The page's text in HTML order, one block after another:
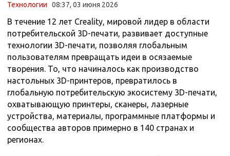
Технологии 08:37, 03 июня 2026
В течение 12 лет Creality, мировой лидер в области
потребительской 3D-печати, развивает доступные
технологии 3D-печати, позволяя глобальным
пользователям превращать идеи в осязаемые
творения. То, что начиналось как производство
настольных 3D-принтеров, превратилось в
глобальную потребительскую экосистему 3D-печати,
охватывающую принтеры, сканеры, лазерные
устройства, материалы, программные платформы и
сообщества авторов примерно в 140 странах и
регионах.